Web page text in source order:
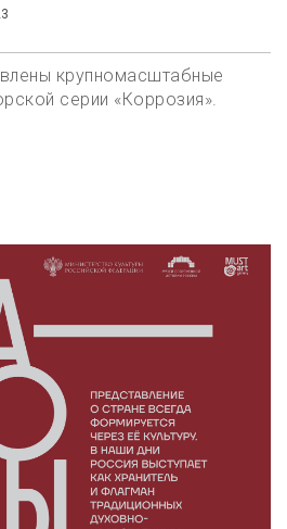
крупномасштабные
серии «Коррозия».